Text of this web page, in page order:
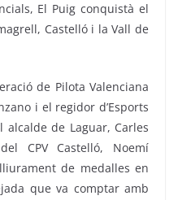
El Puig conquistà el
Castelló i la Vall de
de Pilota Valenciana
i el regidor d’Esports
alcalde de Laguar, Carles
CPV Castelló, Noemí
de medalles en
que va comptar amb